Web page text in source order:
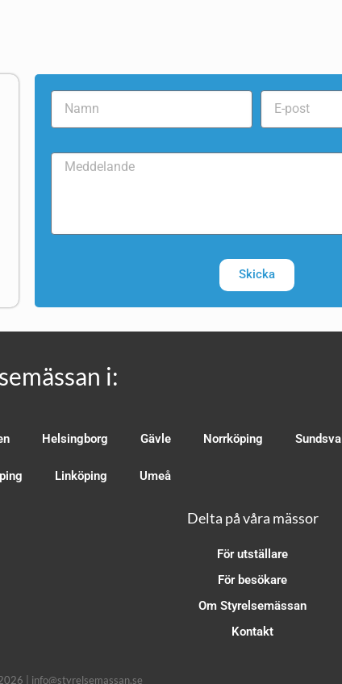
Skicka
i:
Helsingborg Gävle Norrköping Sundsvall
Linköping Umeå
Delta på våra mässor
För utställare
För besökare
Om Styrelsemässan
Kontakt
| info@styrelsemassan.se